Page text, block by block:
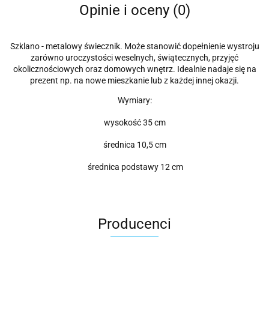
Opinie i oceny (0)
Szklano - metalowy świecznik. Może stanowić dopełnienie wystroju
zarówno uroczystości weselnych, świątecznych, przyjęć
okolicznościowych oraz domowych wnętrz. Idealnie nadaje się na
prezent np. na nowe mieszkanie lub z każdej innej okazji.
Wymiary:
wysokość 35 cm
średnica 10,5 cm
średnica podstawy 12 cm
Producenci